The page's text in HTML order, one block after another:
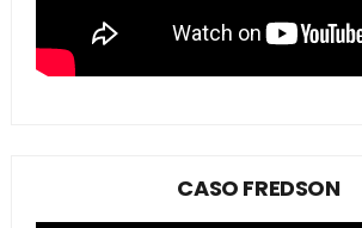
CASO FREDSON